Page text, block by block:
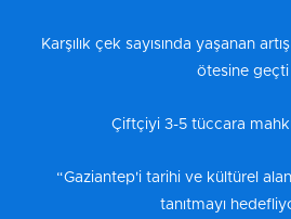
Karşılık çek sayısında yaşanan
ötesine geçti
Çiftçiyi 3-5 tüccara
“Gaziantep'i tarihi ve kültürel
tanıtmayı